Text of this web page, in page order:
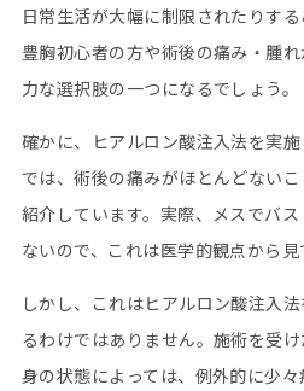
日常生活が大幅に制限されたりする
豊胸初心者の方や術後の痛み・腫
力な選択肢の一つになるでしょう。
確かに、ヒアルロン酸注入法を実
では、術後の痛みがほとんどない
紹介しています。実際、メスでバ
ないので、これは医学的観点から見
しかし、これはヒアルロン酸注入
るわけではありません。施術を受
身の状態によっては、例外的に少